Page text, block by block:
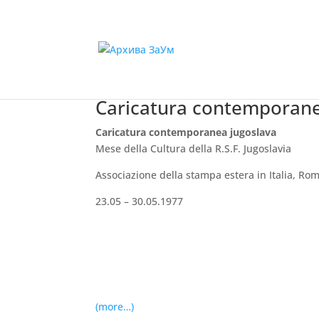
Caricatura
Caricatura contemporanea jugoslava
Mese della Cultura della R.S.F. Jugoslavia
Associazione della stampa estera in Italia,
23.05 – 30.05.1977
(more…)